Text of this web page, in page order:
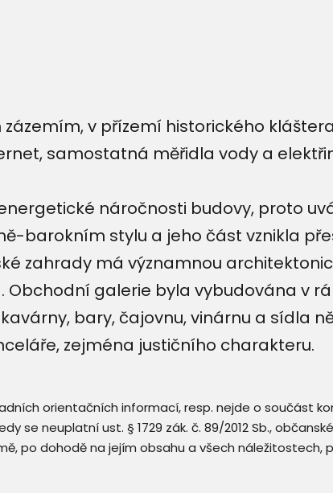
v přízemí historického
samostatná měřidla vody a
náročnosti budovy, proto
barokním stylu a jeho část vznikla
zahrady má významnou
galerie byla vybudována v
bary, čajovnu, vinárnu a sídla
zejména justičního charakteru.
orientačních informací, resp. nejde o součást
se neuplatní ust. § 1729 zák. č. 89/2012 Sb.,
po dohodě na jejím obsahu a všech náležitostech,